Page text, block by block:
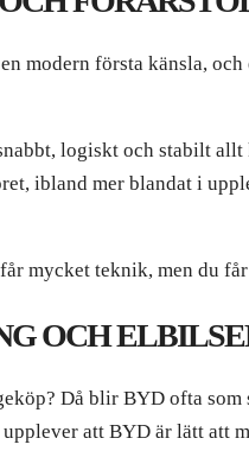
modern första känsla,
logiskt och stabilt
ibland mer blandat i
mycket teknik, men du
OCH
Då blir BYD ofta
att BYD är lätt att